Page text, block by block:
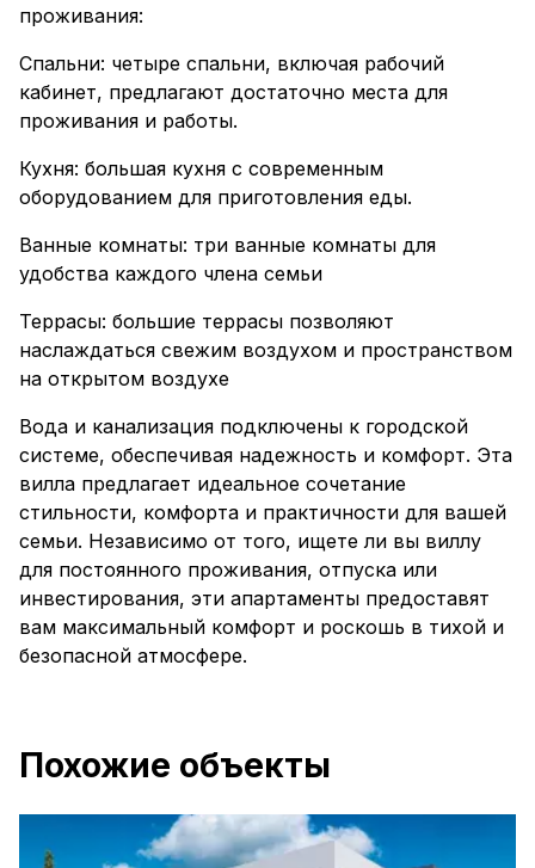
проживания:
Спальни: четыре спальни, включая рабочий
кабинет, предлагают достаточно места для
проживания и работы.
Кухня: большая кухня с современным
оборудованием для приготовления еды.
Ванные комнаты: три ванные комнаты для
удобства каждого члена семьи
Террасы: большие террасы позволяют
наслаждаться свежим воздухом и пространством
на открытом воздухе
Вода и канализация подключены к городской
системе, обеспечивая надежность и комфорт. Эта
вилла предлагает идеальное сочетание
стильности, комфорта и практичности для вашей
семьи. Независимо от того, ищете ли вы виллу
для постоянного проживания, отпуска или
инвестирования, эти апартаменты предоставят
вам максимальный комфорт и роскошь в тихой и
безопасной атмосфере.
Похожие объекты